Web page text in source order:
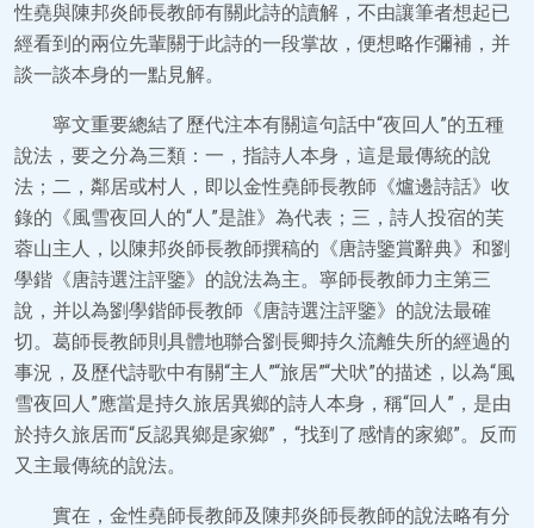
性堯與陳邦炎師長教師有關此詩的讀解，不由讓筆者想起已
經看到的兩位先輩關于此詩的一段掌故，便想略作彌補，并
談一談本身的一點見解。
寧文重要總結了歷代注本有關這句話中“夜回人”的五種
說法，要之分為三類：一，指詩人本身，這是最傳統的說
法；二，鄰居或村人，即以金性堯師長教師《爐邊詩話》收
錄的《風雪夜回人的“人”是誰》為代表；三，詩人投宿的芙
蓉山主人，以陳邦炎師長教師撰稿的《唐詩鑒賞辭典》和劉
學鍇《唐詩選注評鑒》的說法為主。寧師長教師力主第三
說，并以為劉學鍇師長教師《唐詩選注評鑒》的說法最確
切。葛師長教師則具體地聯合劉長卿持久流離失所的經過的
事況，及歷代詩歌中有關“主人”“旅居”“犬吠”的描述，以為“風
雪夜回人”應當是持久旅居異鄉的詩人本身，稱“回人”，是由
於持久旅居而“反認異鄉是家鄉”，“找到了感情的家鄉”。反而
又主最傳統的說法。
實在，金性堯師長教師及陳邦炎師長教師的說法略有分